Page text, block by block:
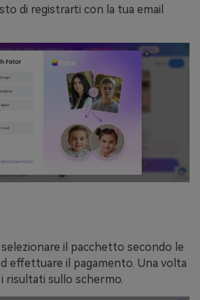
di registrarti con la tua email
il pacchetto secondo le
effettuare il pagamento. Una volta
risultati sullo schermo.